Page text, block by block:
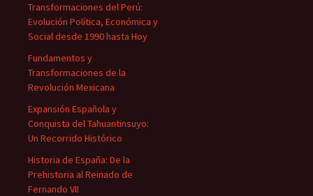
Transformaciones del Perú:
Evolución Política, Económica y
Social desde 1990 hasta Hoy
Fundamentos y
Transformaciones de la
Revolución Mexicana
Expansión Española y
Conquista del Tahuantinsuyo:
Un Recorrido Histórico
Historia de España: De la
Prehistoria al Reinado de
Fernando VII